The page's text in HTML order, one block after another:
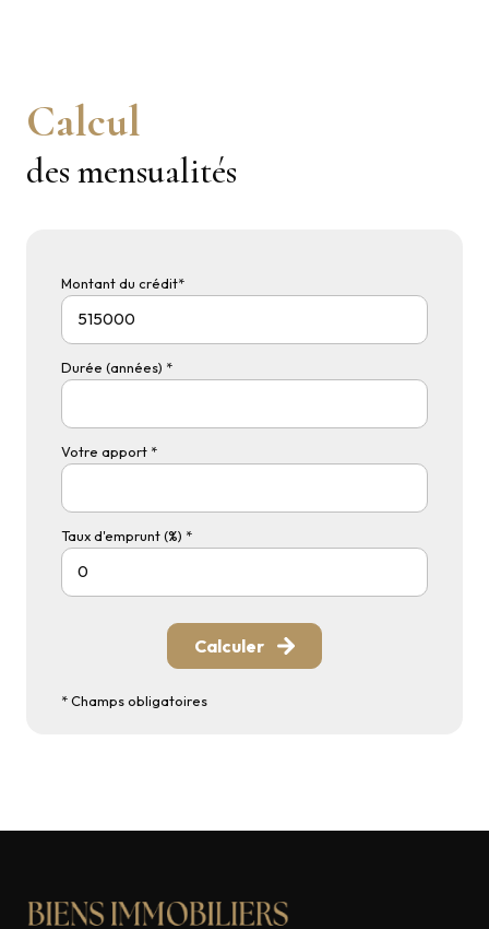
Calcul
des mensualités
Montant du crédit*
Durée (années) *
Votre apport *
Taux d'emprunt (%) *
Calculer
* Champs obligatoires